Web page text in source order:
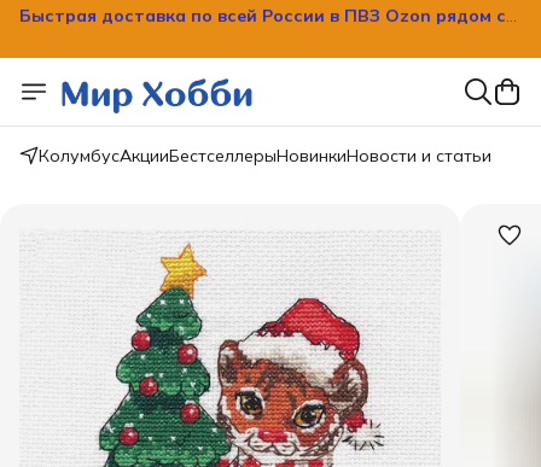
КолумбусАкцииБестселлерыНовинкиНовости и статьи